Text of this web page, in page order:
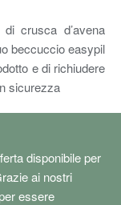
crusca d’avena
beccuccio easypil
e di richiudere
sicurezza
disponibile per
ai nostri
essere